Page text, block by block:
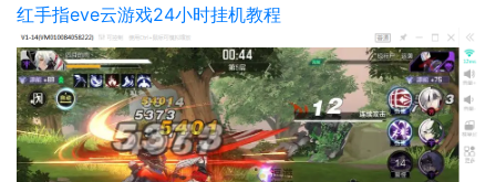
红手指eve云游戏24小时挂机教程